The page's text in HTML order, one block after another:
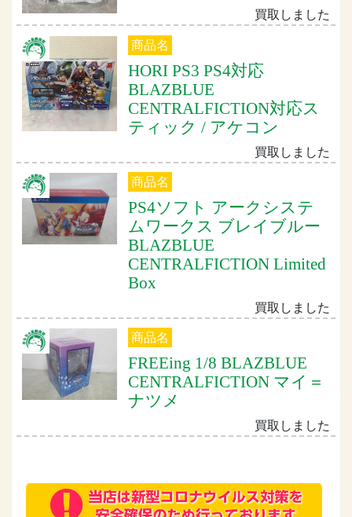
買取しました
商品名
HORI PS3 PS4対応
BLAZBLUE
CENTRALFICTION対応ス
ティック / アケコン
買取しました
商品名
PS4ソフト アークシステ
ムワークス ブレイブルー
BLAZBLUE
CENTRALFICTION Limited
Box
買取しました
商品名
FREEing 1/8 BLAZBLUE
CENTRALFICTION マイ＝
ナツメ
買取しました